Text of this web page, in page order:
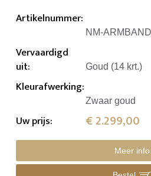
Artikelnummer:
NM-
Vervaardigd
uit: Goud (14 krt.)
Kleurafwerking:
Zwaar goud
Uw prijs: € 2.299,00
Meer info